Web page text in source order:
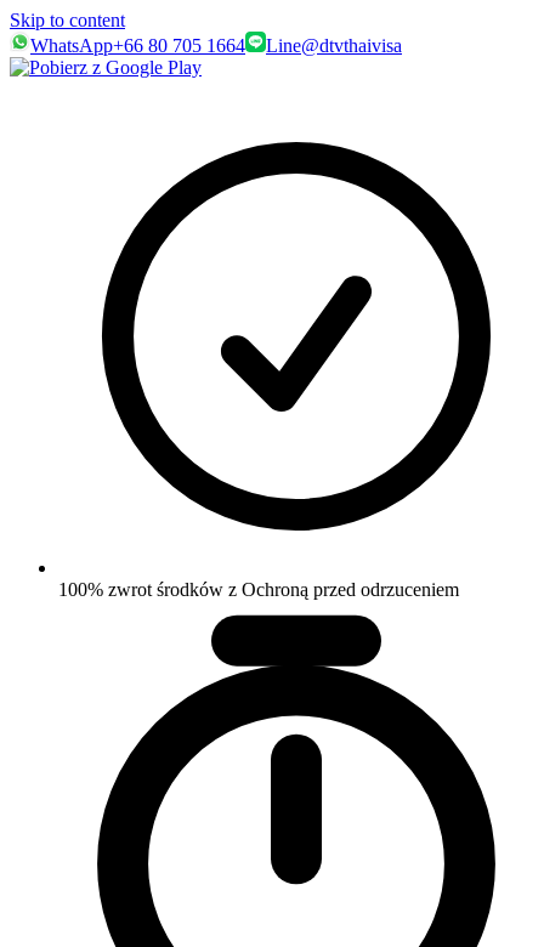
Skip to content
WhatsApp+66 80 705 1664 Line@dtvthaivisa
100% zwrot środków z Ochroną przed odrzuceniem